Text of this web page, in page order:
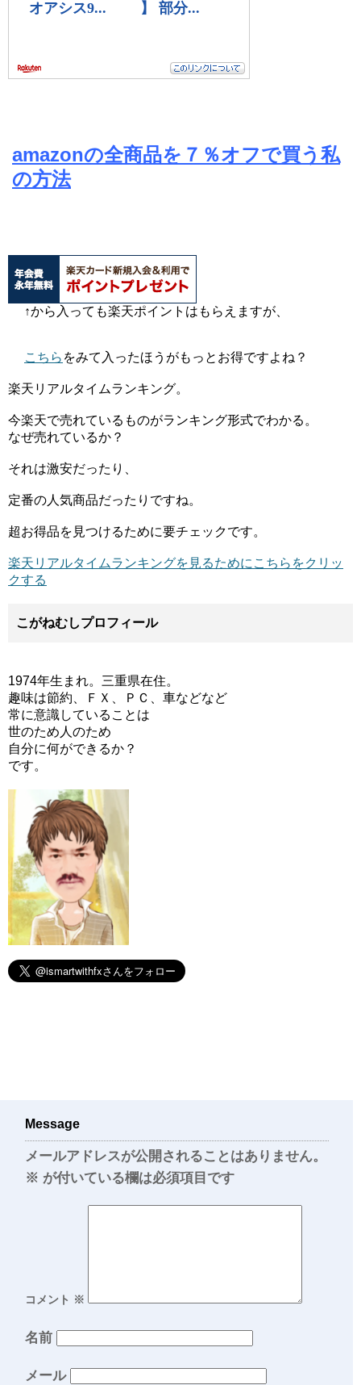
amazonの全商品を７％オフで買う私
の方法
↑から入っても楽天ポイントはもらえますが、
こちら をみて入ったほうがもっとお得ですよね？
楽天リアルタイムランキング。
今楽天で売れているものがランキング形式でわかる。
なぜ売れているか？
それは激安だったり、
定番の人気商品だったりですね。
超お得品を見つけるために要チェックです。
楽天リアルタイムランキングを見るためにこちらをクリッ
クする
こがねむしプロフィール
1974年生まれ。三重県在住。
趣味は節約、ＦＸ、ＰＣ、車などなど
常に意識していることは
世のため人のため
自分に何ができるか？
です。
Message
メールアドレスが公開されることはありません。
※ が付いている欄は必須項目です
コメント ※
名前
メール